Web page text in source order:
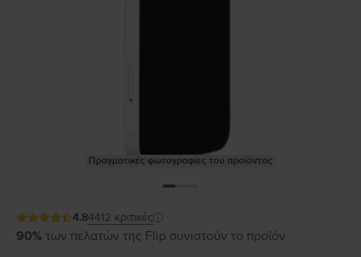
Πραγματικές φωτογραφίες του προϊόντος
4.84412 κριτικές
90% των πελατών της Flip συνιστούν το προϊόν